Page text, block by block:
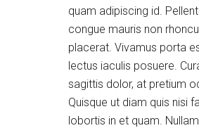
quam adipiscing id.
congue mauris non
placerat. Vivamus porta
lectus iaculis posuere.
sagittis dolor, at pretium
Quisque ut diam quis nisi
lobortis in et quam.